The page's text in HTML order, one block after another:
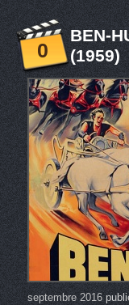
0
BEN-
(1959)
septembre 2016